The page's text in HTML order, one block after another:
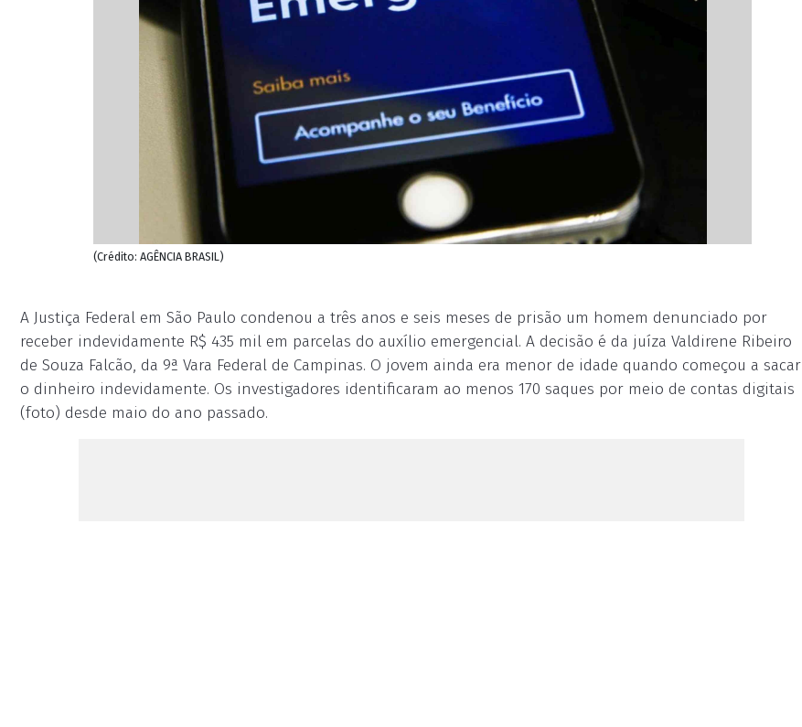
(Crédito: AGÊNCIA BRASIL)
A Justiça Federal em São Paulo condenou a três anos e seis meses de prisão um homem denunciado por
receber indevidamente R$ 435 mil em parcelas do auxílio emergencial. A decisão é da juíza Valdirene Ribeiro
de Souza Falcão, da 9ª Vara Federal de Campinas. O jovem ainda era menor de idade quando começou a sacar
o dinheiro indevidamente. Os investigadores identificaram ao menos 170 saques por meio de contas digitais
(foto) desde maio do ano passado.